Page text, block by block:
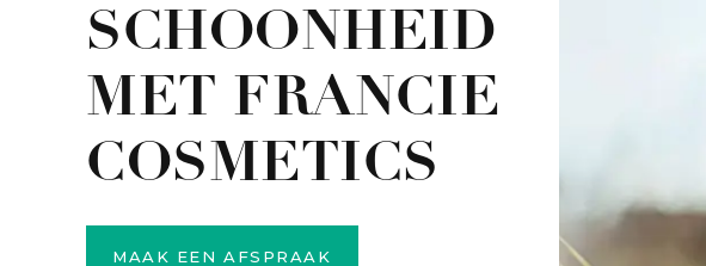
SCHOONHEID
MET FRANCIE
​COSMETICS
MAAK EEN AFSPRAAK